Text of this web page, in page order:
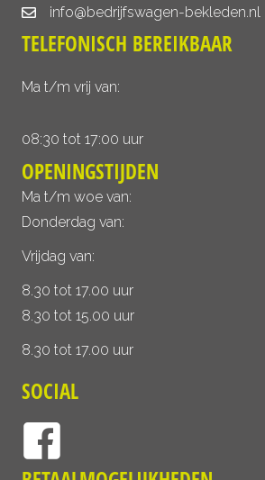
info@bedrijfswagen-bekleden.nl
TELEFONISCH BEREIKBAAR
Ma t/m vrij van:
08:30 tot 17:00 uur
OPENINGSTIJDEN
Ma t/m woe van:
Donderdag van:
Vrijdag van:
8.30 tot 17.00 uur
8.30 tot 15.00 uur
8.30 tot 17.00 uur
SOCIAL